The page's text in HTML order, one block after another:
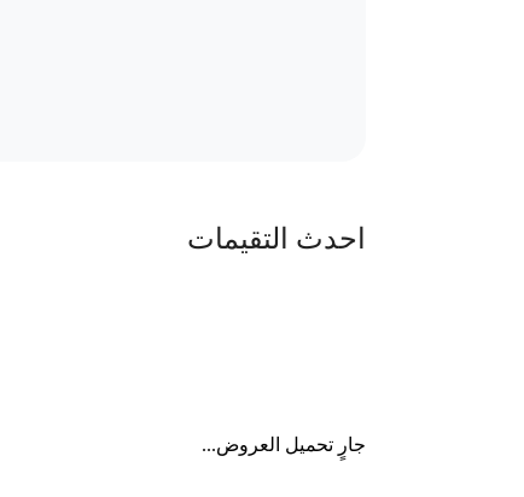
احدث التقيمات
جارٍ تحميل العروض...